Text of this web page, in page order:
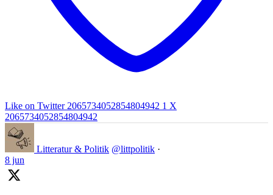
Like on Twitter 2065734052854804942 1 X
2065734052854804942
Litteratur & Politik @littpolitik ·
8 jun